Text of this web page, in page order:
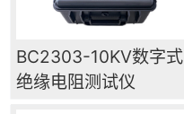
BC2303-10KV数字式
绝缘电阻测试仪